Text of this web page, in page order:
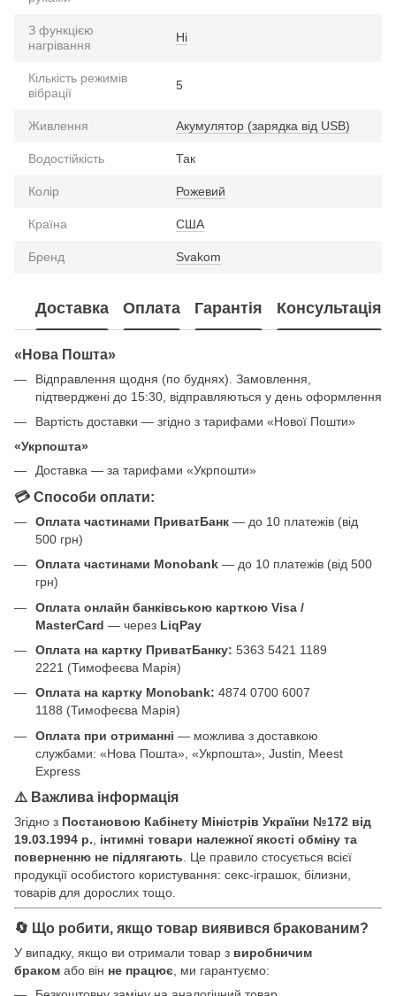
З функцією
нагрівання
Ні
Кількість режимів
вібрації
5
Живлення Акумулятор (зарядка від USB)
Водостійкість Так
Колір Рожевий
Країна США
Бренд Svakom
Доставка Оплата Гарантія Консультація
«Нова Пошта»
Відправлення щодня (по буднях). Замовлення,
підтверджені до 15:30, відправляються у день оформлення
Вартість доставки — згідно з тарифами «Нової Пошти»
«Укрпошта»
Доставка — за тарифами «Укрпошти»
💳 Способи оплати:
Оплата частинами ПриватБанк — до 10 платежів (від
500 грн)
Оплата частинами Monobank — до 10 платежів (від 500
грн)
Оплата онлайн банківською карткою Visa /
MasterCard — через LiqPay
Оплата на картку ПриватБанку: 5363 5421 1189
2221 (Тимофеєва Марія)
Оплата на картку Monobank: 4874 0700 6007
1188 (Тимофеєва Марія)
Оплата при отриманні — можлива з доставкою
службами: «Нова Пошта», «Укрпошта», Justin, Meest
Express
⚠️ Важлива інформація
Згідно з Постановою Кабінету Міністрів України №172 від
19.03.1994 р.
інтимні товари належної якості обміну та
поверненню не підлягають . Це правило стосується всієї
продукції особистого користування: секс-іграшок, білизни,
товарів для дорослих тощо.
🔄 Що робити, якщо товар виявився бракованим?
У випадку, якщо ви отримали товар з виробничим
браком або він не працює , ми гарантуємо: